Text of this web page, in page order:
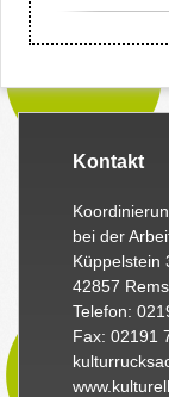
Kontakt
bei der
Küppelstein
42857
Telefon:
Fax: 02191